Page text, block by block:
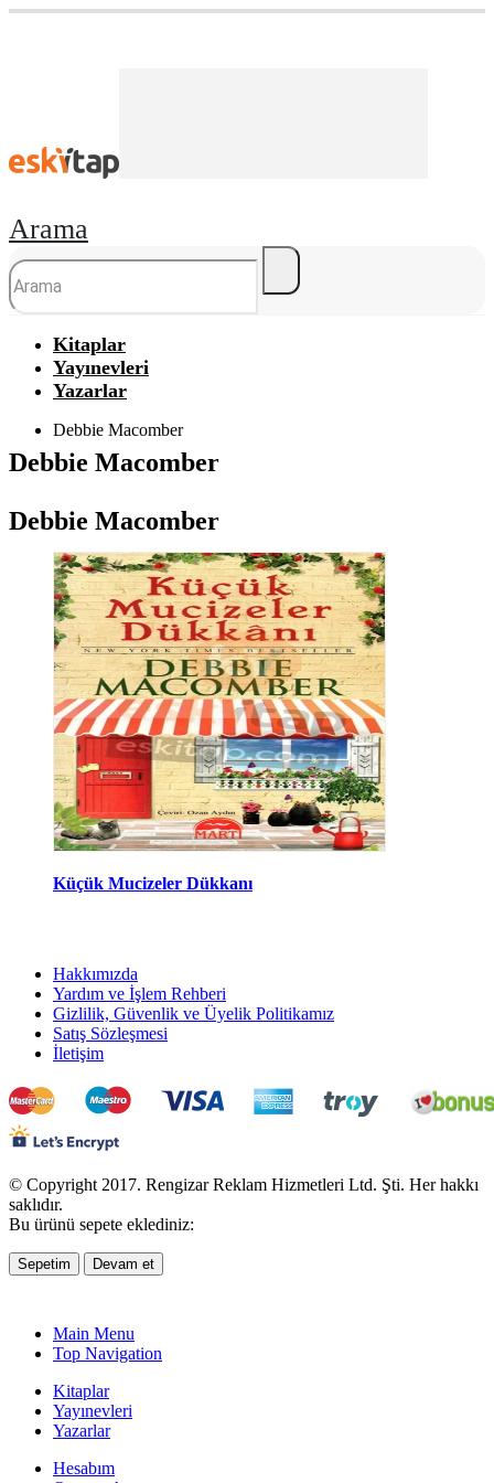
Arama
Kitaplar
Yayınevleri
Yazarlar
Debbie Macomber
Debbie Macomber
Debbie Macomber
Küçük Mucizeler Dükkanı
Hakkımızda
Yardım ve İşlem Rehberi
Gizlilik, Güvenlik ve Üyelik Politikamız
Satış Sözleşmesi
İletişim
© Copyright 2017. Rengizar Reklam Hizmetleri Ltd. Şti. Her hakkı
saklıdır.
Bu ürünü sepete eklediniz:
Sepetim Devam et
Main Menu
Top Navigation
Kitaplar
Yayınevleri
Yazarlar
Hesabım